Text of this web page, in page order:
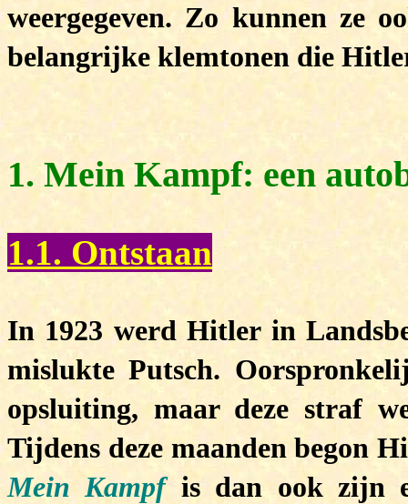
weergegeven. Zo kunnen ze
belangrijke klemtonen die
1. Mein Kampf: een
1.1. Ontstaan
In 1923 werd Hitler in
mislukte Putsch.
opsluiting, maar deze straf
Tijdens deze maanden begon
Mein Kampfis dan ook zijn